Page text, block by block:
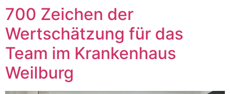
700 Zeichen der
Wertschätzung für das
Team im Krankenhaus
Weilburg